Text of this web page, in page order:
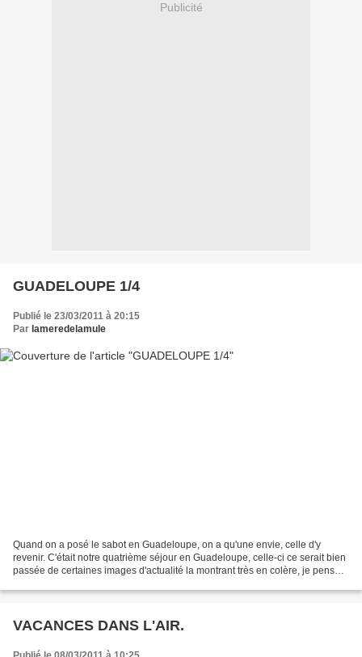
Publicité
GUADELOUPE 1/4
Publié le 23/03/2011 à 20:15
Par lameredelamule
Quand on a posé le sabot en Guadeloupe, on a qu'une envie, celle d'y
revenir. C'était notre quatrième séjour en Guadeloupe, celle-ci ce serait bien
passée de certaines images d'actualité la montrant très en colère, je pense
VACANCES DANS L'AIR.